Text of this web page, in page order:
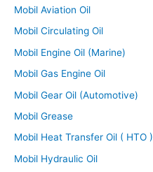
Mobil Aviation Oil
Mobil Circulating Oil
Mobil Engine Oil (Marine)
Mobil Gas Engine Oil
Mobil Gear Oil (Automotive)
Mobil Grease
Mobil Heat Transfer Oil ( HTO )
Mobil Hydraulic Oil